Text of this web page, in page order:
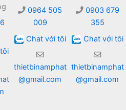
0964 505
009
Chat với tôi
thietbinamphat
@gmail.com
0903 679
355
Chat với tôi
thietbinamphat
@gmail.com